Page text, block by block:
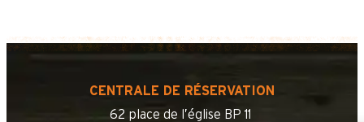
CENTRALE DE RÉSERVATION
62 place de l’église BP 11